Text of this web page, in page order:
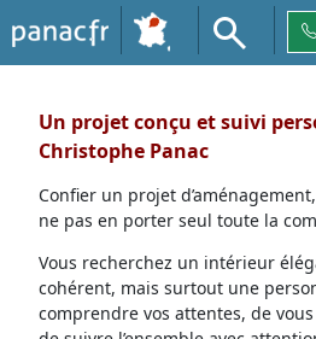
Un projet conçu et suivi
Christophe Panac
Confier un projet
ne pas en porter seul toute la
Vous recherchez un intérieur
cohérent, mais surtout une
comprendre vos attentes, de